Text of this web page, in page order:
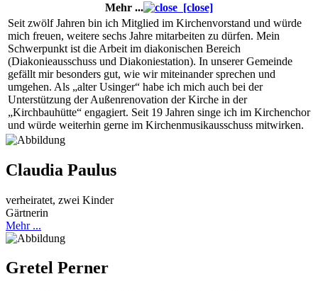
Mehr ...
[close]
Seit zwölf Jahren bin ich Mitglied im Kirchenvorstand und würde
mich freuen, weitere sechs Jahre mitarbeiten zu dürfen. Mein
Schwerpunkt ist die Arbeit im diakonischen Bereich
(Diakonieausschuss und Diakoniestation). In unserer Gemeinde
gefällt mir besonders gut, wie wir miteinander sprechen und
umgehen. Als „alter Usinger“ habe ich mich auch bei der
Unterstützung der Außenrenovation der Kirche in der
„Kirchbauhütte“ engagiert. Seit 19 Jahren singe ich im Kirchenchor
und würde weiterhin gerne im Kirchenmusikausschuss mitwirken.
Claudia Paulus
verheiratet, zwei Kinder
Gärtnerin
Mehr ...
Gretel Perner